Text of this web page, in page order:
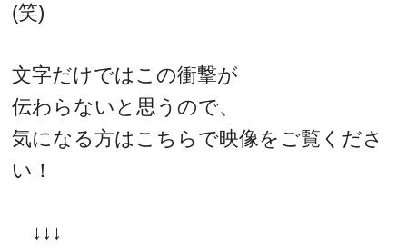
(笑)
文字だけではこの衝撃が
伝わらないと思うので、
気になる方はこちらで映像をご覧くださ
い！
↓↓↓